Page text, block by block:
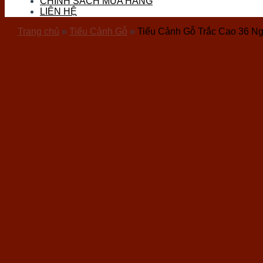
Đá Thọ Sơn
Đá Tourmaline
Đá Vàng Găm (Pyrite)
Đá Nham Thạch
LIÊN HỆ
Trang chủ » Tiểu Cảnh Gỗ » Tiểu Cảnh Gỗ Trắc Cao 36